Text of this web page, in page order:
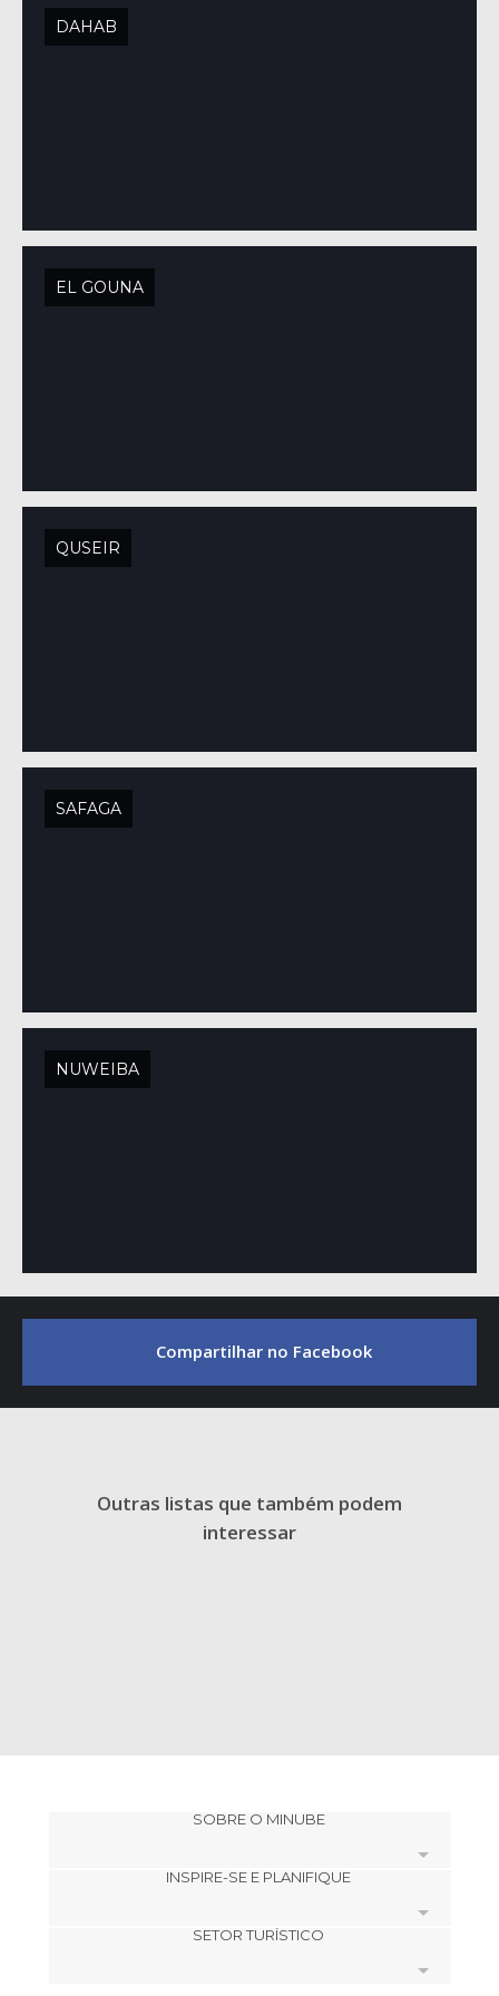
DAHAB
EL GOUNA
QUSEIR
SAFAGA
NUWEIBA
Compartilhar no Facebook
Outras listas que também podem
interessar
SOBRE O MINUBE
INSPIRE-SE E PLANIFIQUE
SETOR TURÍSTICO